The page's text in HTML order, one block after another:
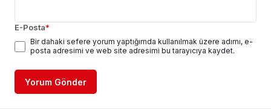
E-Posta*
Bir dahaki sefere yorum yaptığımda kullanılmak üzere adımı, e-
posta adresimi ve web site adresimi bu tarayıcıya kaydet.
Yorum Gönder